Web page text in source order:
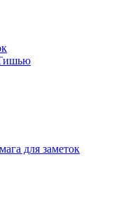
Тишью
для заметок